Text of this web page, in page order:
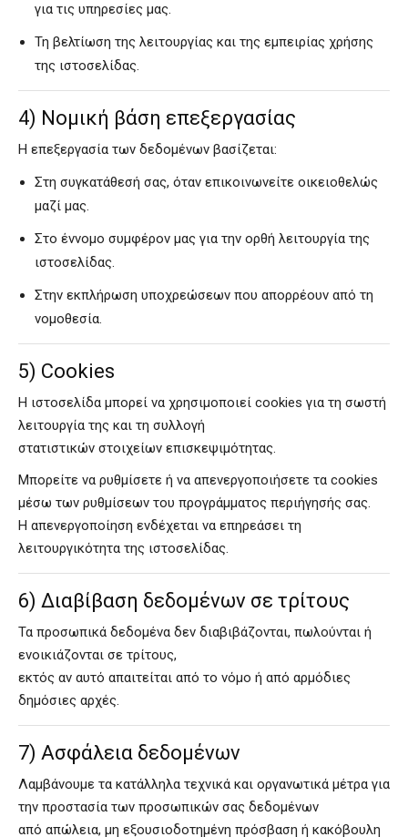
για τις υπηρεσίες μας.
Τη βελτίωση της λειτουργίας και της εμπειρίας χρήσης
της ιστοσελίδας.
4) Νομική βάση επεξεργασίας
Η επεξεργασία των δεδομένων βασίζεται:
Στη συγκατάθεσή σας, όταν επικοινωνείτε οικειοθελώς
μαζί μας.
Στο έννομο συμφέρον μας για την ορθή λειτουργία της
ιστοσελίδας.
Στην εκπλήρωση υποχρεώσεων που απορρέουν από τη
νομοθεσία.
5) Cookies
Η ιστοσελίδα μπορεί να χρησιμοποιεί cookies για τη σωστή
λειτουργία της και τη συλλογή
στατιστικών στοιχείων επισκεψιμότητας.
Μπορείτε να ρυθμίσετε ή να απενεργοποιήσετε τα cookies
μέσω των ρυθμίσεων του προγράμματος περιήγησής σας.
Η απενεργοποίηση ενδέχεται να επηρεάσει τη
λειτουργικότητα της ιστοσελίδας.
6) Διαβίβαση δεδομένων σε τρίτους
Τα προσωπικά δεδομένα δεν διαβιβάζονται, πωλούνται ή
ενοικιάζονται σε τρίτους,
εκτός αν αυτό απαιτείται από το νόμο ή από αρμόδιες
δημόσιες αρχές.
7) Ασφάλεια δεδομένων
Λαμβάνουμε τα κατάλληλα τεχνικά και οργανωτικά μέτρα για
την προστασία των προσωπικών σας δεδομένων
από απώλεια, μη εξουσιοδοτημένη πρόσβαση ή κακόβουλη